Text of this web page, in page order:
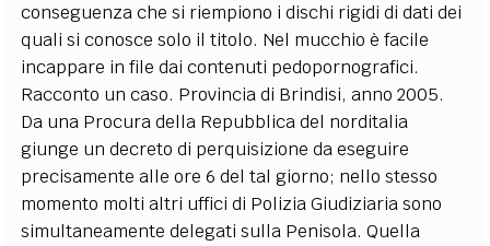
conseguenza che si riempiono i dischi rigidi di dati dei
quali si conosce solo il titolo. Nel mucchio è facile
incappare in file dai contenuti pedopornografici.
Racconto un caso. Provincia di Brindisi, anno 2005.
Da una Procura della Repubblica del norditalia
giunge un decreto di perquisizione da eseguire
precisamente alle ore 6 del tal giorno; nello stesso
momento molti altri uffici di Polizia Giudiziaria sono
simultaneamente delegati sulla Penisola. Quella